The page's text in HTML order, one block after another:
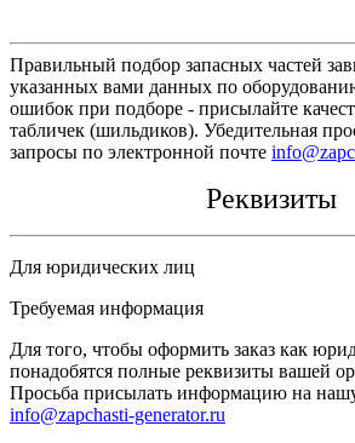
Правильный подбор запасных частей
указанных вами данных по
ошибок при подборе - присылайте
табличек (шильдиков). Убедительная
запросы по электронной почте
Реквизиты
Для юридических лиц
Требуемая информация
Для того, чтобы оформить заказ как
понадобятся полные реквизиты вашей
Просьба присылать информацию на
info@zapchasti-generator.ru